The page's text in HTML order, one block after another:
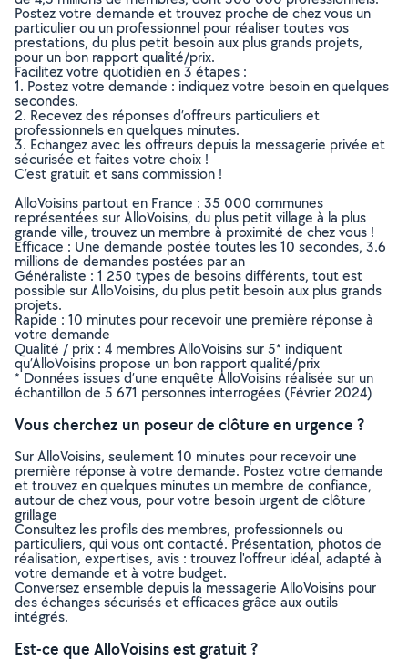
Postez votre demande et trouvez proche de chez vous un
particulier ou un professionnel pour réaliser toutes vos
prestations, du plus petit besoin aux plus grands projets,
pour un bon rapport qualité/prix.
Facilitez votre quotidien en 3 étapes :
1. Postez votre demande : indiquez votre besoin en quelques
secondes.
2. Recevez des réponses d’offreurs particuliers et
professionnels en quelques minutes.
3. Echangez avec les offreurs depuis la messagerie privée et
sécurisée et faites votre choix !
C’est gratuit et sans commission !
AlloVoisins partout en France : 35 000 communes
représentées sur AlloVoisins, du plus petit village à la plus
grande ville, trouvez un membre à proximité de chez vous !
Efficace : Une demande postée toutes les 10 secondes, 3.6
millions de demandes postées par an
Généraliste : 1 250 types de besoins différents, tout est
possible sur AlloVoisins, du plus petit besoin aux plus grands
projets.
Rapide : 10 minutes pour recevoir une première réponse à
votre demande
Qualité / prix : 4 membres AlloVoisins sur 5* indiquent
qu’AlloVoisins propose un bon rapport qualité/prix
* Données issues d’une enquête AlloVoisins réalisée sur un
échantillon de 5 671 personnes interrogées (Février 2024)
Vous cherchez un poseur de clôture en urgence ?
Sur AlloVoisins, seulement 10 minutes pour recevoir une
première réponse à votre demande. Postez votre demande
et trouvez en quelques minutes un membre de confiance,
autour de chez vous, pour votre besoin urgent de clôture
grillage
Consultez les profils des membres, professionnels ou
particuliers, qui vous ont contacté. Présentation, photos de
réalisation, expertises, avis : trouvez l'offreur idéal, adapté à
votre demande et à votre budget.
Conversez ensemble depuis la messagerie AlloVoisins pour
des échanges sécurisés et efficaces grâce aux outils
intégrés.
Est-ce que AlloVoisins est gratuit ?